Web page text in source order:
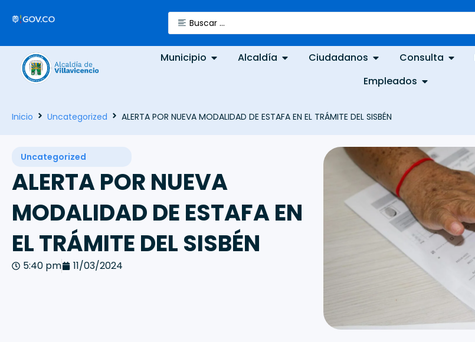
Municipio Alcaldía Ciudadanos Consulta
Empleados
Inicio Uncategorized ALERTA POR NUEVA MODALIDAD DE ESTAFA EN EL TRÁMITE DEL SISBÉN
Uncategorized
ALERTA POR NUEVA
MODALIDAD DE ESTAFA EN
EL TRÁMITE DEL SISBÉN
5:40 pm 11/03/2024